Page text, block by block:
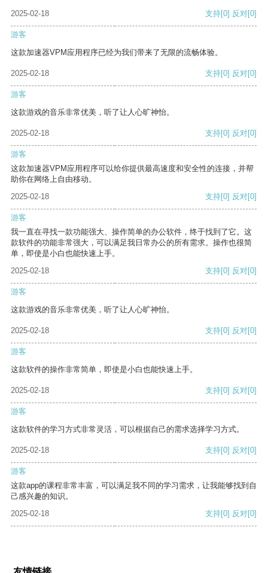
2025-02-18 支持[0] 反对[0]
游客
这款加速器VPM应用程序已经为我们带来了无限的流畅体验。
2025-02-18 支持[0] 反对[0]
游客
这款游戏的音乐非常优美，听了让人心旷神怡。
2025-02-18 支持[0] 反对[0]
游客
这款加速器VPM应用程序可以给你提供最高速度和安全性的连接，并帮
助你在网络上自由移动。
2025-02-18
支持[0] 反对[0]
游客
我一直在寻找一款功能强大、操作简单的办公软件，终于找到了它。这
款软件的功能非常强大，可以满足我日常办公的所有需求。操作也很简
单，即使是小白也能快速上手。
2025-02-18
支持[0] 反对[0]
游客
这款游戏的音乐非常优美，听了让人心旷神怡。
2025-02-18 支持[0] 反对[0]
游客
这款软件的操作非常简单，即使是小白也能快速上手。
2025-02-18 支持[0] 反对[0]
游客
这款软件的学习方式非常灵活，可以根据自己的需求选择学习方式。
2025-02-18 支持[0] 反对[0]
游客
这款app的课程非常丰富，可以满足我不同的学习需求，让我能够找到自
己感兴趣的知识。
2025-02-18
支持[0] 反对[0]